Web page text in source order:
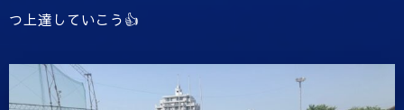
つ上達していこう👍